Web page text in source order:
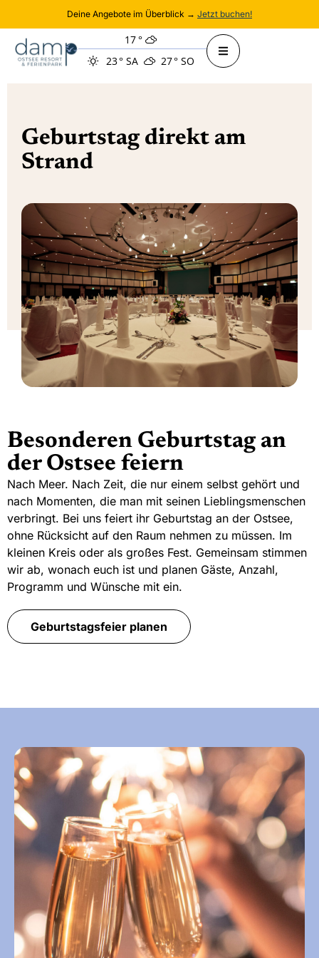
Deine Angebote im Überblick → Jetzt buchen!
17°
23° SA 27° SO
Geburtstag direkt am
Strand
Besonderen Geburtstag an
der Ostsee feiern
Nach Meer. Nach Zeit, die nur einem selbst gehört und
nach Momenten, die man mit seinen Lieblingsmenschen
verbringt. Bei uns feiert ihr Geburtstag an der Ostsee,
ohne Rücksicht auf den Raum nehmen zu müssen. Im
kleinen Kreis oder als großes Fest. Gemeinsam stimmen
wir ab, wonach euch ist und planen Gäste, Anzahl,
Programm und Wünsche mit ein.
Geburtstagsfeier planen